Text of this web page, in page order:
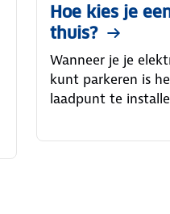
Hoe kies je
thuis?
Wanneer je je
kunt parkeren is
laadpunt te